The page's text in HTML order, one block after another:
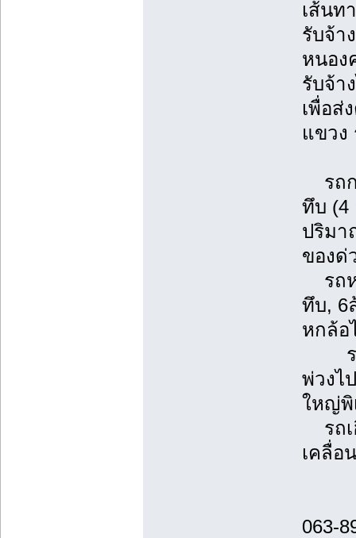
เส้นท
รับจ้า
หนอง
รับจ้า
เพื่อส่
แขวง
รถก
ทึบ (4
ปริมา
ของด่
รถห
ทึบ, 6
หกล้อ
รถพ่
พ่วงไ
ใหญ่พิ
รถเ
เคลื่อ
063-